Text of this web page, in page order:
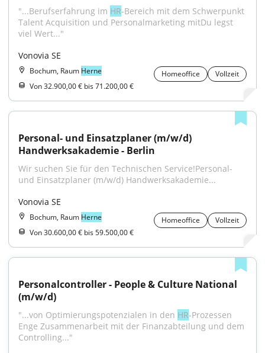
"...Berufserfahrung im HR-Bereich mit dem Schwerpunkt
Talent Acquisition und Personalmarketing mitDu legst
viel Wert..."
Vonovia SE
Bochum, Raum Herne Homeoffice
Vollzeit
Von 32.900,00 € bis 71.200,00 €
Personal- und Einsatzplaner (m/w/d)
Handwerksakademie - Berlin
Wir suchen Sie für den Technischen Service!Personal-
und Einsatzplaner (m/w/d) Handwerksakademie...
Vonovia SE
Bochum, Raum Herne Homeoffice
Vollzeit
Von 30.600,00 € bis 59.500,00 €
Personalcontroller - People & Culture National
(m/w/d)
"...von Optimierungspotenzialen in den HR-Prozessen
Enge Zusammenarbeit mit der Finanzabteilung und dem
Controlling..."